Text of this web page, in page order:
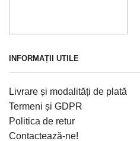
INFORMAȚII UTILE
Livrare și modalități de plată
Termeni și GDPR
Politica de retur
Contactează-ne!